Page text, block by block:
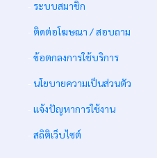
ระบบสมาชิก
ติดต่อโฆษณา / สอบถาม
ข้อตกลงการใช้บริการ
นโยบายความเป็นส่วนตัว
แจ้งปัญหาการใช้งาน
สถิติเว็บไซต์